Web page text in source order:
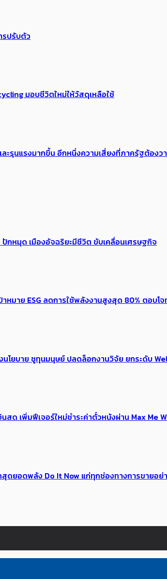
รปรับตัว
มอบชีวิตใหม่ให้วัสดุเหลือใช้
ะรุนแรงมากขึ้น อีกหนึ่งความเสี่ยงที่ภาครัฐต้อง
ปักหมุด เมืองอัจฉริยะมีชีวิต ขับเคลื่อนเศรษฐกิจ
หมาย ESG ลดการใช้พลังงานสูงสุด 80% ตอบโ
โยบาย ชูทุนมนุษย์ ปลดล็อกงานวิจัย ยกระดับ
สด เพิ่มฟีเจอร์ใหม่ชำระค่าตั๋วหนังผ่าน Max
ดยอดพลัง Do It Now แก่ทุกช่องทางการขาย